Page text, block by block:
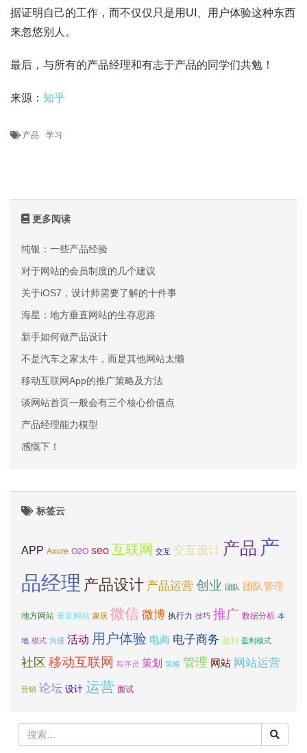
据证明自己的工作，而不仅仅只是用UI、用户体验这种东西
来忽悠别人。
最后，与所有的产品经理和有志于产品的同学们共勉！
来源： 知乎
产品 学习
更多阅读
纯银：一些产品经验
对于网站的会员制度的几个建议
关于iOS7，设计师需要了解的十件事
海星：地方垂直网站的生存思路
新手如何做产品设计
​不是汽车之家太牛，而是其他网站太懒
移动互联网App的推广策略及方法
谈网站首页一般会有三个核心价值点
产品经理能力模型
感慨下！
标签云
APP Axure O2O seo 互联网 交互 交互设计 产品 产
品经理 产品设计 产品运营 创业 团队 团队管理
地方网站 垂直网站 家居 微信 微博 执行力 技巧 推广 数据分析 本
地 模式 沟通 活动 用户体验 电商 电子商务 盈利 盈利模式
社区 移动互联网 程序员 策划 策略 管理 网站 网站运营
营销 论坛 设计 运营 面试